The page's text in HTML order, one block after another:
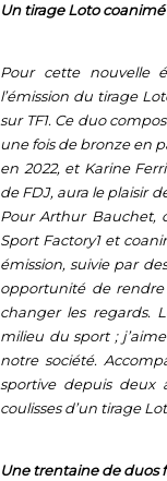
Un tirage Loto
Pour cette nouvelle
l’émission du tirage
sur TF1. Ce duo
une fois de bronze en
en 2022, et Karine
de FDJ, aura le plaisir
Pour Arthur Bauchet,
Sport Factory1 et
émission, suivie par
opportunité de
changer les regards.
milieu du sport ;
notre société.
sportive depuis deux
coulisses d’un tirage
Une trentaine de duos